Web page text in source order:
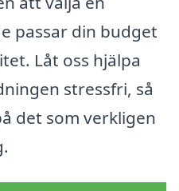
passar din budget
Låt oss hjälpa
stressfri, så
det som verkligen